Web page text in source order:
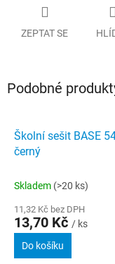
ZEPTAT SE
Podobné
Školní sešit BASE
černý
Skladem (>20 ks)
11,32 Kč bez DPH
13,70 Kč / ks
Do košíku